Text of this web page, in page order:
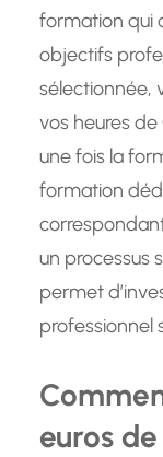
formation qui
objectifs
sélectionnée,
vos heures de
une fois la
formation
correspondant
un processus
permet
professionnel
euros